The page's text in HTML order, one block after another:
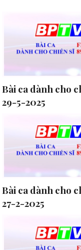
Bài ca dành cho
29-5-2025
Bài ca dành cho
27-2-2025